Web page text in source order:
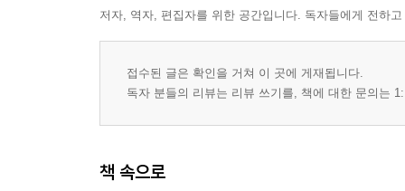
저자, 역자, 편집자를 위한 공간입니다. 독자들에게 전하
접수된 글은 확인을 거쳐 이 곳에 게재됩니다.
독자 분들의 리뷰는 리뷰 쓰기를, 책에 대한 문의는
책 속으로